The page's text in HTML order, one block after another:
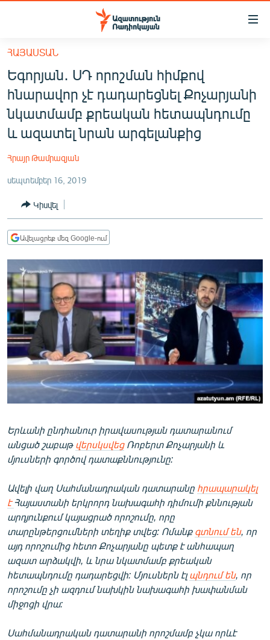
Մատչելիության
հիմնական
բովանդակությանը
Անցնել
հիմնական
մենյուին
Որոնում
ՀԱՅԱՍՏԱՆ
ՔԱՂԱՔԱԿԱՆ
ԸՆՏՐՈՒԹՅՈՒՆՆԵՐ 2026
ՊԱՏԵՐԱԶՄԻ 6 ՇԱԲԱԹՆԵՐԸ
ՏԱՐԱԾԱՇՐՋԱՆ
ՄԻՋԱԶԳԱՅԻՆ
ՄՇԱԿՈՒՅԹ
ՍՊՈՐՏ
ՄԵԿՆԱԲԱՆՈՒԹՅՈՒՆ
ՏՏ ԵՒ ԻՆՏԵՐՆԵՏ
ԿՈՐՈՆԱՎԻՐՈՒՍ
ՏԵՍԱՆՅՈՒԹԵՐ
ԲԱՆԱՎԵՃ
ՓՈԴՔԱՍԹ
Հայերեն
English
Русский
ՀԵՏԵՎԵՔ ՄԵԶ
ՀԱՅԱՍՏԱՆ
Եգորյան․ ՍԴ որոշման հիմքով
հնարավոր չէ դադարեցնել Քոչարյանի
նկատմամբ քրեական հետապնդումը
և ազատել նրան արգելանքից
Հրայր Թամրազյան
սեպտեմբեր 16, 2019
Կիսվել
Ավելացրեք մեզ Google-ում
Երևանի ընդհանուր իրավասության դատարանում
անցած շաբաթ վերսկսվեցՌոբերտ Քոչարյանի և
մյուսների գործով դատաքննությունը:
Ավելի վաղ Սահմանադրական դատարանը հրապարակել
էՀայաստանի երկրորդ նախագահի դիմումի քննության
արդյունքում կայացրած որոշումը, որը
տարընթերցումների տեղիք տվեց: Ոմանք գտնում են, որ
այդ որոշումից հետո Քոչարյանը պետք է անհապաղ
ազատ արձակվի, և նրա նկատմամբ քրեական
հետապնդումը դադարեցվի: Մյուսներն էլպնդում են, որ
որոշումը չի ազդում նախկին նախագահի խափանման
միջոցի վրա:
Սահմանադրական դատարանի որոշմամբ չկա որևէ